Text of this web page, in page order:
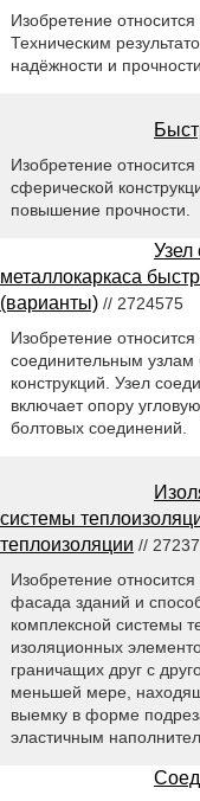
Изобретение
Техническим
надёжности и
Изобретение
сферической
повышение прочности.
Узел
металлокаркаса
(варианты) // 2724575
Изобретение относится
соединительным
конструкций. Узел
включает опору
болтовых соединений.
системы
теплоизоляции //
Изобретение
фасада зданий и
комплексной системы
изоляционных
граничащих друг с
меньшей мере,
выемку в форме
эластичным